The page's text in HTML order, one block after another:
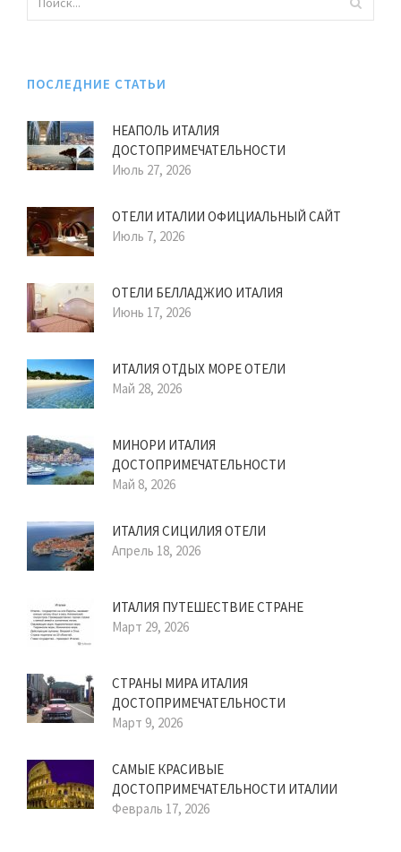
ПОСЛЕДНИЕ СТАТЬИ
НЕАПОЛЬ ИТАЛИЯ
ДОСТОПРИМЕЧАТЕЛЬНОСТИ
Июль 27, 2026
ОТЕЛИ ИТАЛИИ ОФИЦИАЛЬНЫЙ САЙТ
Июль 7, 2026
ОТЕЛИ БЕЛЛАДЖИО ИТАЛИЯ
Июнь 17, 2026
ИТАЛИЯ ОТДЫХ МОРЕ ОТЕЛИ
Май 28, 2026
МИНОРИ ИТАЛИЯ
ДОСТОПРИМЕЧАТЕЛЬНОСТИ
Май 8, 2026
ИТАЛИЯ СИЦИЛИЯ ОТЕЛИ
Апрель 18, 2026
ИТАЛИЯ ПУТЕШЕСТВИЕ СТРАНЕ
Март 29, 2026
СТРАНЫ МИРА ИТАЛИЯ
ДОСТОПРИМЕЧАТЕЛЬНОСТИ
Март 9, 2026
САМЫЕ КРАСИВЫЕ
ДОСТОПРИМЕЧАТЕЛЬНОСТИ ИТАЛИИ
Февраль 17, 2026